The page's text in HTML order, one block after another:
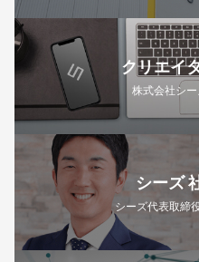
クリエイ
株式会社シ
シーズ
シーズ代表取締